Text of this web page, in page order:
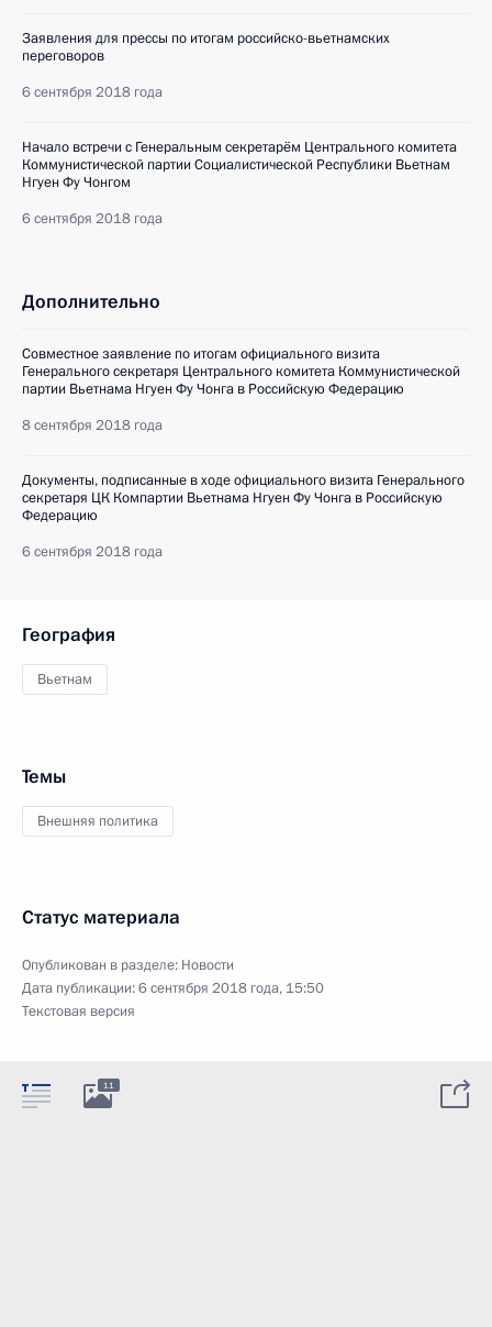
Заявления для прессы по итогам российско-вьетнамских
переговоров
6 сентября 2018 года
Начало встречи с Генеральным секретарём Центрального комитета
Коммунистической партии Социалистической Республики Вьетнам
Нгуен Фу Чонгом
6 сентября 2018 года
Дополнительно
Совместное заявление по итогам официального визита
Генерального секретаря Центрального комитета Коммунистической
партии Вьетнама Нгуен Фу Чонга в Российскую Федерацию
8 сентября 2018 года
Документы, подписанные в ходе официального визита Генерального
секретаря ЦК Компартии Вьетнама Нгуен Фу Чонга в Российскую
Федерацию
6 сентября 2018 года
География
Вьетнам
Темы
Внешняя политика
Статус материала
Опубликован в разделе: Новости
Дата публикации:6 сентября 2018 года, 15:50
Текстовая версия
11